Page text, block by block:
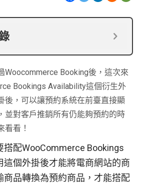
Woocommerce Booking後，這次來
Bookings Availability這個衍生外
後，可以讓預約系統在前臺直接顯
並對客戶推銷所有仍能夠預約的時
看看！
搭配WooCommerce Bookings
這個外掛後才能將電商網站的商
商品轉換為預約商品，才能搭配